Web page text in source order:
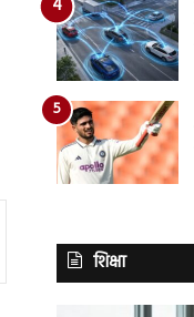
शिक्षा